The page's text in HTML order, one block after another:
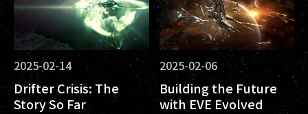
2025-02-14
Drifter Crisis: The
Story So Far
2025-02-06
Building the Future
with EVE Evolved